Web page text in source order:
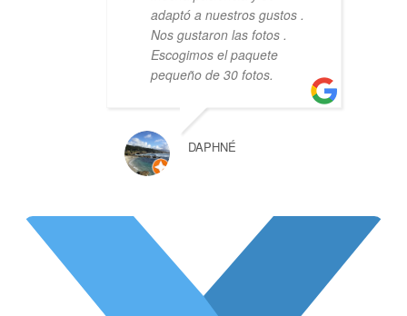
adaptó a nuestros gustos .
Nos gustaron las fotos .
Escogimos el paquete
pequeño de 30 fotos.
DAPHNÉ